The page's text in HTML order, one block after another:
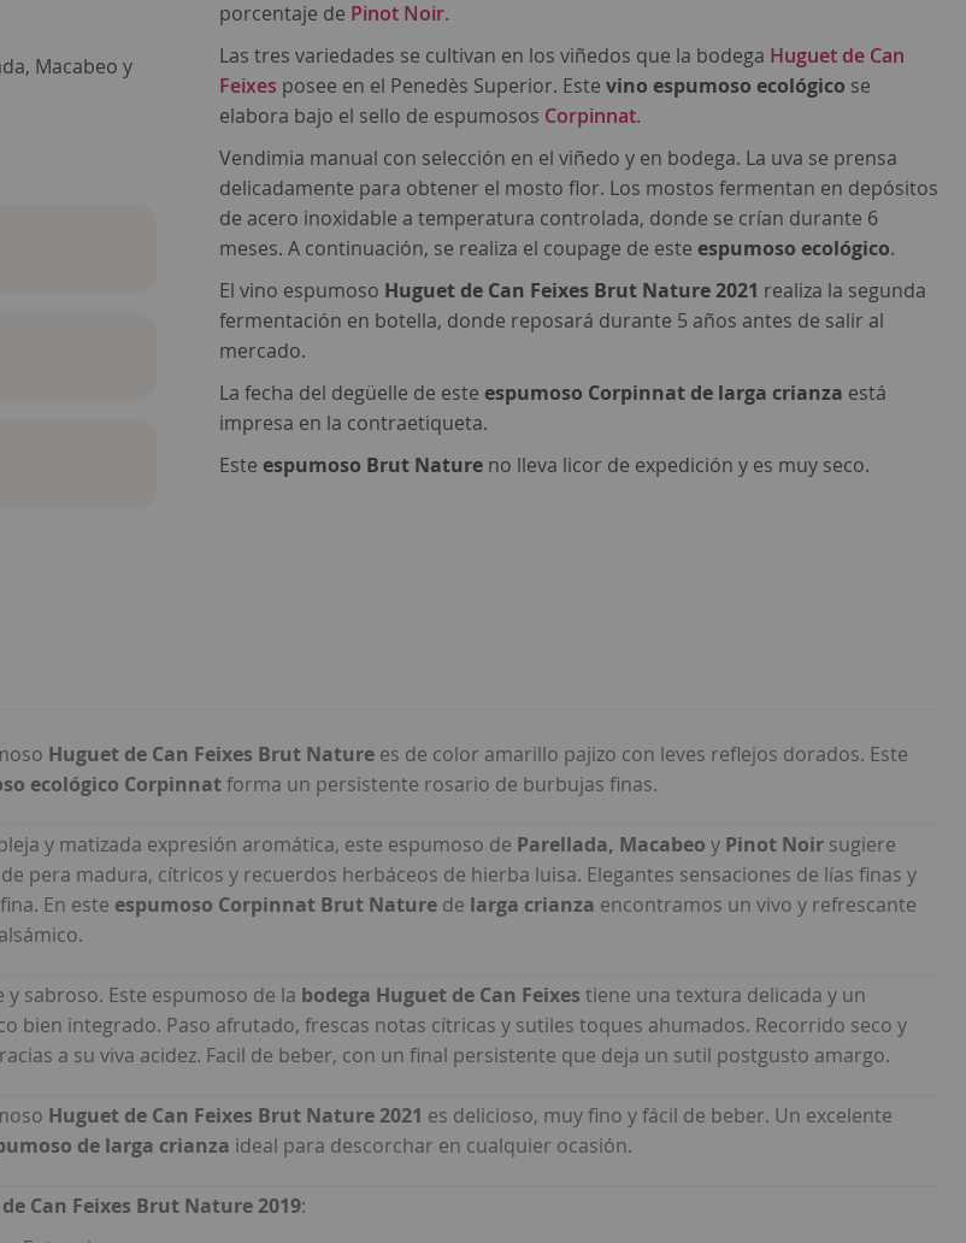
Macabeo y
porcentaje de Pinot Noir.
Las tres variedades se cultivan en los viñedos que la bodega Huguet de Can
Feixes posee en el Penedès Superior. Estevino espumoso ecológico se
elabora bajo el sello de espumosos Corpinnat.
Vendimia manual con selección en el viñedo y en bodega. La uva se prensa
delicadamente para obtener el mosto flor. Los mostos fermentan en depósitos
de acero inoxidable a temperatura controlada, donde se crían durante 6
meses. A continuación, se realiza el coupage de esteespumoso ecológico.
El vino espumoso Huguet de Can Feixes Brut Nature 2021 realiza la segunda
fermentación en botella, donde reposará durante 5 años antes de salir al
mercado.
La fecha del degüelle de esteespumoso Corpinnat de larga crianza está
impresa en la contraetiqueta.
Esteespumoso Brut Nature no lleva licor de expedición y es muy seco.
Huguet de Can Feixes Brut Nature es de color amarillo pajizo con leves reflejos dorados. Este
ecológico Corpinnatforma un persistente rosario de burbujas finas.
y matizada expresión aromática, este espumoso de Parellada, Macabeo y Pinot Noir sugiere
pera madura, cítricos y recuerdos herbáceos de hierba luisa. Elegantes sensaciones de lías finas y
En este espumoso Corpinnat Brut Nature de larga crianza encontramos un vivo y refrescante
y sabroso. Este espumoso de la bodega Huguet de Can Feixes tiene una textura delicada y un
bien integrado. Paso afrutado, frescas notas cítricas y sutiles toques ahumados. Recorrido seco y
a su viva acidez. Facil de beber, con un final persistente que deja un sutil postgusto amargo.
Huguet de Can Feixes Brut Nature 2021 es delicioso, muy fino y fácil de beber. Un excelente
de larga crianza ideal para descorchar en cualquier ocasión.
Can Feixes Brut Nature 2019: